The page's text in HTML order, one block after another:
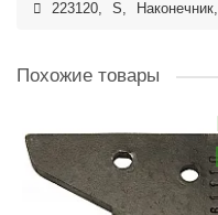
223120, S, Наконечник,
Похожие товары